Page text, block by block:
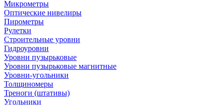
Микрометры
Оптические нивелиры
Пирометры
Рулетки
Строительные уровни
Гидроуровни
Уровни пузырьковые
Уровни пузырьковые магнитные
Уровни-угольники
Толщиномеры
Треноги (штативы)
Угольники